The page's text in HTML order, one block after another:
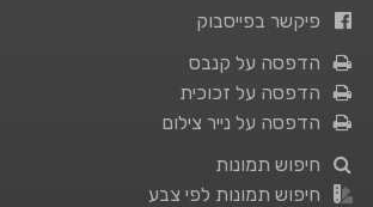
פיקשר בפייסבוק
הדפסה על קנבס
הדפסה על זכוכית
הדפסה על נייר צילום
חיפוש תמונות
חיפוש תמונות לפי צבע